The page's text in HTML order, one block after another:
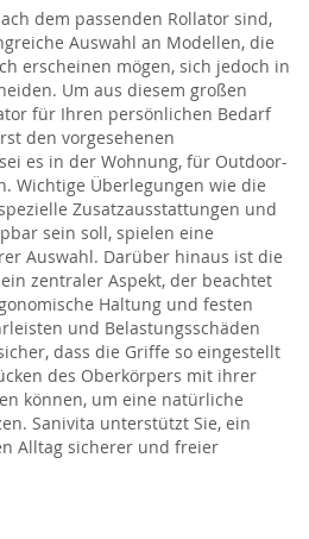
dem passenden Rollator sind,
Auswahl an Modellen, die
erscheinen mögen, sich jedoch in
Um aus diesem großen
für Ihren persönlichen Bedarf
den vorgesehenen
es in der Wohnung, für Outdoor-
Wichtige Überlegungen wie die
Zusatzausstattungen und
sein soll, spielen eine
Auswahl. Darüber hinaus ist die
zentraler Aspekt, der beachtet
Haltung und festen
und Belastungsschäden
dass die Griffe so eingestellt
des Oberkörpers mit ihrer
können, um eine natürliche
Sanivita unterstützt Sie, ein
Alltag sicherer und freier